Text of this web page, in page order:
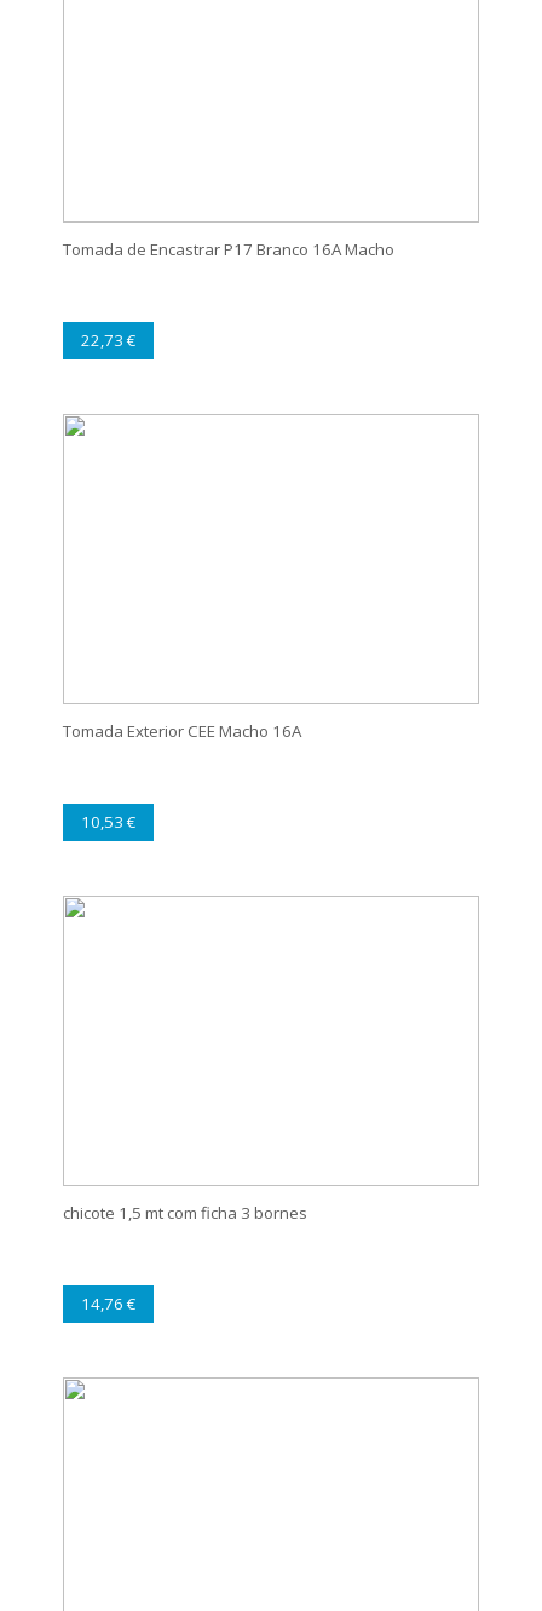
Tomada de Encastrar P17 Branco 16A Macho
22,73 €
Tomada Exterior CEE Macho 16A
10,53 €
chicote 1,5 mt com ficha 3 bornes
14,76 €